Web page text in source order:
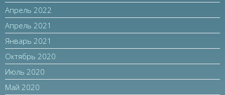
Апрель 2022
Апрель 2021
Январь 2021
Октябрь 2020
Июль 2020
Май 2020